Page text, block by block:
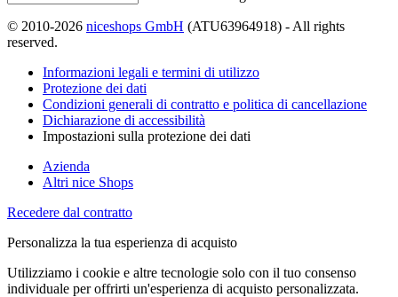
© 2010-2026 niceshops GmbH (ATU63964918) - All rights
reserved.
Informazioni legali e termini di utilizzo
Protezione dei dati
Condizioni generali di contratto e politica di cancellazione
Dichiarazione di accessibilità
Impostazioni sulla protezione dei dati
Azienda
Altri nice Shops
Recedere dal contratto
Personalizza la tua esperienza di acquisto
Utilizziamo i cookie e altre tecnologie solo con il tuo consenso
individuale per offrirti un'esperienza di acquisto personalizzata.